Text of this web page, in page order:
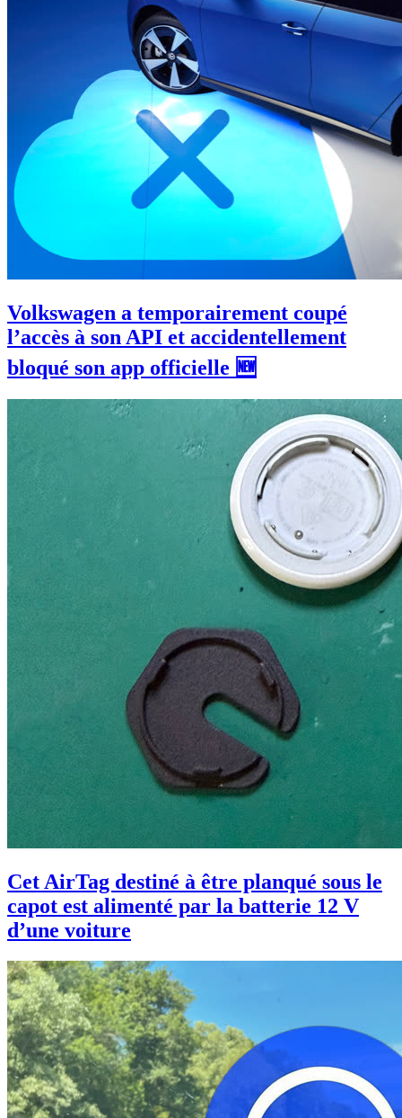
Volkswagen a temporairement coupé
l’accès à son API et accidentellement
bloqué son app officielle 🆕
Cet AirTag destiné à être planqué sous le
capot est alimenté par la batterie 12 V
d’une voiture